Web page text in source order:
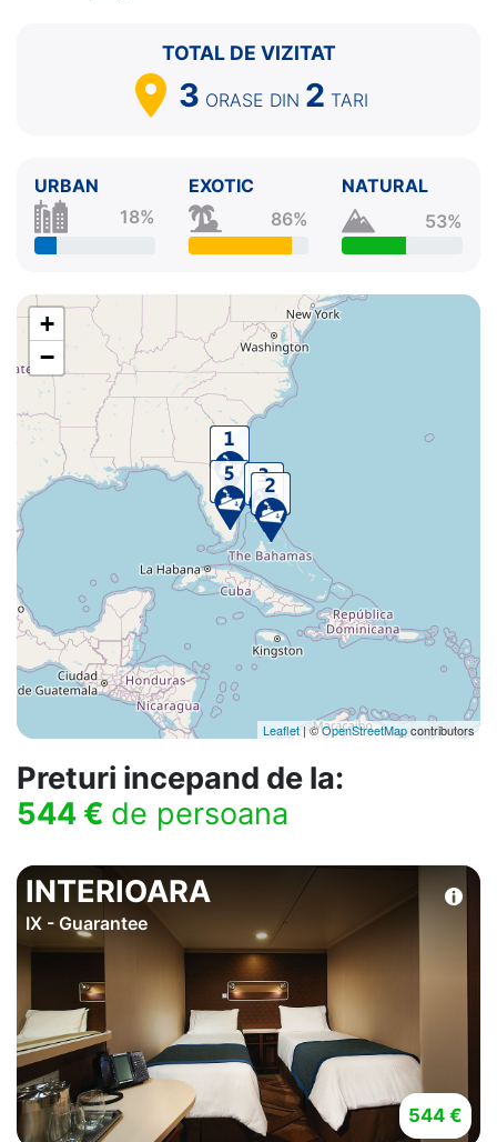
TOTAL DE VIZITAT
3 ORASE DIN 2 TARI
URBAN
18%
EXOTIC
86%
NATURAL
53%
+
−
Leaflet| ©OpenStreetMapcontributors
Preturi incepand de la:
544 € de persoana
INTERIOARA
IX - Guarantee
544 €